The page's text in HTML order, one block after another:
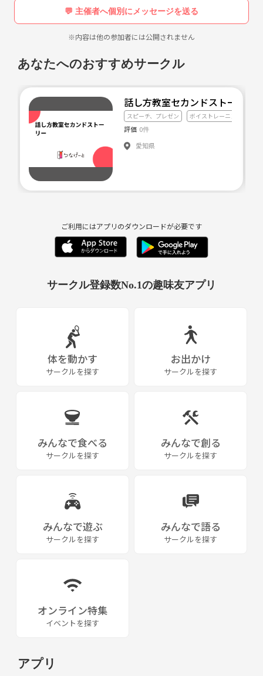
化したものだとすれば、ボーカル理論は歌うことを理論化したもので
す。
ームやクセをチェックして、コーチの分析の下で効率的にトレーニング
を積んでいくというのは現代では当たり前になっていますよね。
しかし、ひと昔前は、スポーツ界では精神論ばかり先走りして、とにか
く努力！練習！根性！を重視して闇雲に練習しまくるという時代があり
ました。
こうなれば上手くなっていく人は元からセンスや才能がある人がメイン
になっていくのは当然の結果です。
そして、現在のボーカルレッスンについてはまさにこのひと昔前のスポ
ーツ界の状況そのもの。。。
しても本当の意味でうまくなることはありません。
１００曲歌って少しうまくなったと感じるのは「慣れ」たから歌いやす
くなっただけってことがほとんどです。
ボーカルも身体が楽器である以上、スポーツ並みに身体を使いますか
ら、その人が今持っているクセやフォームを正しくチェックし、それに
多分、この「ボーカル理論」というものは今後もまだまだ世間に出回る
ことは少ないと思います。
知っている人はそれなりにいると思います。
私たちミュージックラボアカデミーも、実はというとスクールではあり
３年半前に設立したアマチュア音楽団体で、ボーカリストさんが集ま
り、練習、イベント企画をしている中で、このボーカル理論に精通した
もっといろいろなタイプのボーカリストさんが仲間になってほしい！
年代性別問わず、素敵な歌を歌えるボーカリストさんにあと数名加わっ
せんし、今後このような募集をするかどうかも全く未定です。タイミン
募集条件は特にありません。
・歌うことが好き
💬 主催者へ個別にメッセージを送る
※内容は他の参加者には公開されません
あなたへのおすすめサークル
話し方教室セカンドストーリー
スピーチ、プレゼン ボイストレーニング
評価 0件
愛知県
ご利用にはアプリのダウンロードが必要です
サークル登録数No.1の趣味友アプリ
体を動かす
サークルを探す
お出かけ
サークルを探す
みんなで食べる
サークルを探す
みんなで創る
サークルを探す
みんなで遊ぶ
サークルを探す
みんなで語る
サークルを探す
オンライン特集
イベントを探す
アプリ